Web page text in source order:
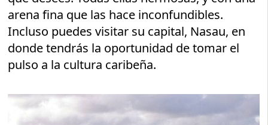
arena fina que las hace inconfundibles.
Incluso puedes visitar su capital, Nasau, en
donde tendrás la oportunidad de tomar el
pulso a la cultura caribeña.